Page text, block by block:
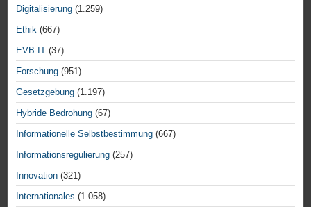
Digitalisierung (1.259)
Ethik (667)
EVB-IT (37)
Forschung (951)
Gesetzgebung (1.197)
Hybride Bedrohung (67)
Informationelle Selbstbestimmung (667)
Informationsregulierung (257)
Innovation (321)
Internationales (1.058)